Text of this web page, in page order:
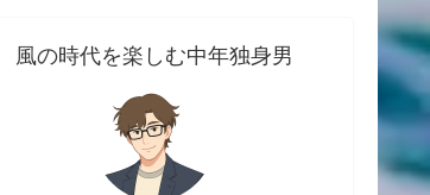
風の時代を楽しむ中年独身男